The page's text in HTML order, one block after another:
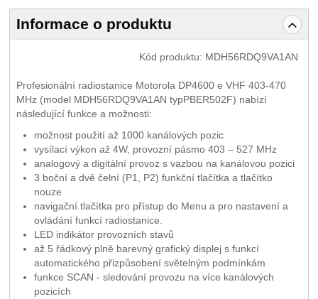
Informace o produktu
Kód produktu: MDH56RDQ9VA1AN
Profesionální radiostanice Motorola DP4600 e VHF 403-470
MHz (model MDH56RDQ9VA1AN typPBER502F) nabízí
následující funkce a možnosti:
možnost použití až 1000 kanálových pozic
vysílací výkon až 4W, provozní pásmo 403 – 527 MHz
analogový a digitální provoz s vazbou na kanálovou pozici
3 boční a dvě čelní (P1, P2) funkční tlačítka a tlačítko
nouze
navigační tlačítka pro přístup do Menu a pro nastavení a
ovládání funkcí radiostanice.
LED indikátor provozních stavů
až 5 řádkový plně barevný grafický displej s funkcí
automatického přizpůsobení světelným podmínkám
funkce SCAN - sledování provozu na více kanálových
pozicích